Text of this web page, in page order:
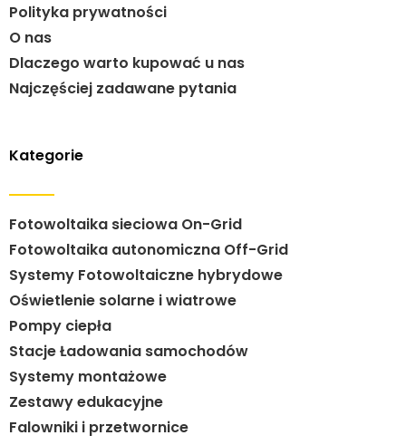
Polityka prywatności
O nas
Dlaczego warto kupować u nas
Najczęściej zadawane pytania
Kategorie
Fotowoltaika sieciowa On-Grid
Fotowoltaika autonomiczna Off-Grid
Systemy Fotowoltaiczne hybrydowe
Oświetlenie solarne i wiatrowe
Pompy ciepła
Stacje Ładowania samochodów
Systemy montażowe
Zestawy edukacyjne
Falowniki i przetwornice